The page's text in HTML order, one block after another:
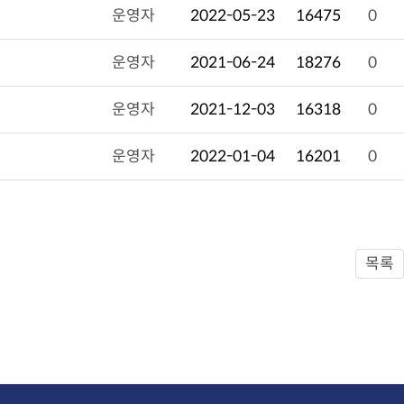
운영자 2022-05-23 16475 0
운영자 2021-06-24 18276 0
운영자 2021-12-03 16318 0
운영자 2022-01-04 16201 0
목록